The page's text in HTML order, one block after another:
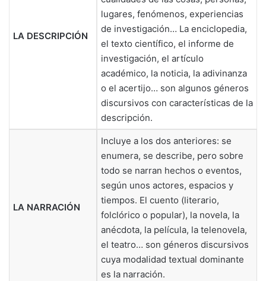
LA DESCRIPCIÓN
lugares, fenómenos, experiencias
de investigación… La enciclopedia,
el texto científico, el informe de
investigación, el artículo
académico, la noticia, la adivinanza
o el acertijo… son algunos géneros
discursivos con características de la
descripción.
LA NARRACIÓN
Incluye a los dos anteriores: se
enumera, se describe, pero sobre
todo se narran hechos o eventos,
según unos actores, espacios y
tiempos. El cuento (literario,
folclórico o popular), la novela, la
anécdota, la película, la telenovela,
el teatro… son géneros discursivos
cuya modalidad textual dominante
es la narración.